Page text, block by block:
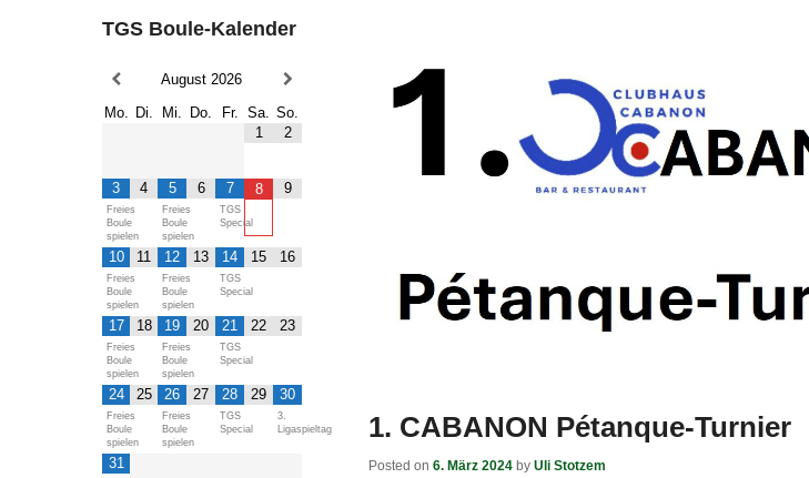
1. CABANON Pétanque-Turnier
Posted on 6. März 2024 by Uli Stotzem
TGS Boule-Kalender
August 2026
Mo. Di. Mi. Do. Fr. Sa. So.
1
2
3
Freies
Boule
spielen
4 5
Freies
Boule
spielen
6 7
TGS
Special
8 9
10
Freies
Boule
spielen
11 12
Freies
Boule
spielen
13 14
TGS
Special
15 16
17
Freies
Boule
spielen
18 19
Freies
Boule
spielen
20 21
TGS
Special
22 23
24
Freies
Boule
spielen
25 26
Freies
Boule
spielen
27 28
TGS
Special
29 30
3.
Ligaspieltag
31